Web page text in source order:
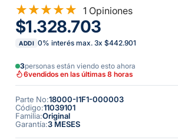
1 Opiniones
$1.328.703
ADDI 0% interés max. 3x $442.901
3personas están viendo esto ahora
6vendidos en las últimas 8 horas
Parte No:18000-I1F1-000003
Código:11039101
Familia:Original
Garantía:3 MESES